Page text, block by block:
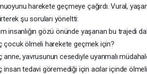
harekete geçmeye çağırdı. Vural,
şu soruları yöneltti:
insanlığın gözü önünde yaşanan bu trajedi
çocuk ölmeli harekete geçmek için?
anne, yavrusunun cesediyle uyanmalı
insan tedavi göremediği için acılar içinde